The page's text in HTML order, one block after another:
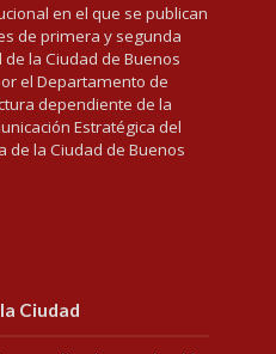
en el que se publican
de primera y segunda
de la Ciudad de Buenos
el Departamento de
dependiente de la
Estratégica del
de la Ciudad de Buenos
Ciudad